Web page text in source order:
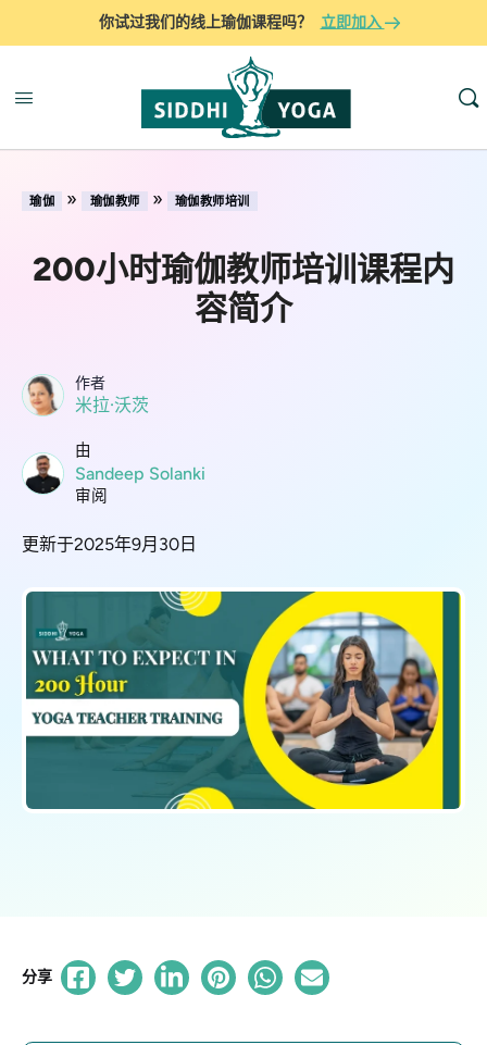
你试过我们的线上瑜伽课程吗？ 立即加入
瑜伽 » 瑜伽教师 » 瑜伽教师培训
200小时瑜伽教师培训课程内
容简介
作者
米拉·沃茨
由
Sandeep Solanki
审阅
更新于2025年9月30日
分享